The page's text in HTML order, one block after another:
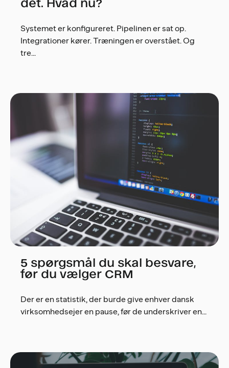
Systemet er konfigureret. Pipelinen er sat op.
Integrationer kører. Træningen er overstået. Og
tre...
5 spørgsmål du skal besvare,
før du vælger CRM
Der er en statistik, der burde give enhver dansk
virksomhedsejer en pause, før de underskriver en...